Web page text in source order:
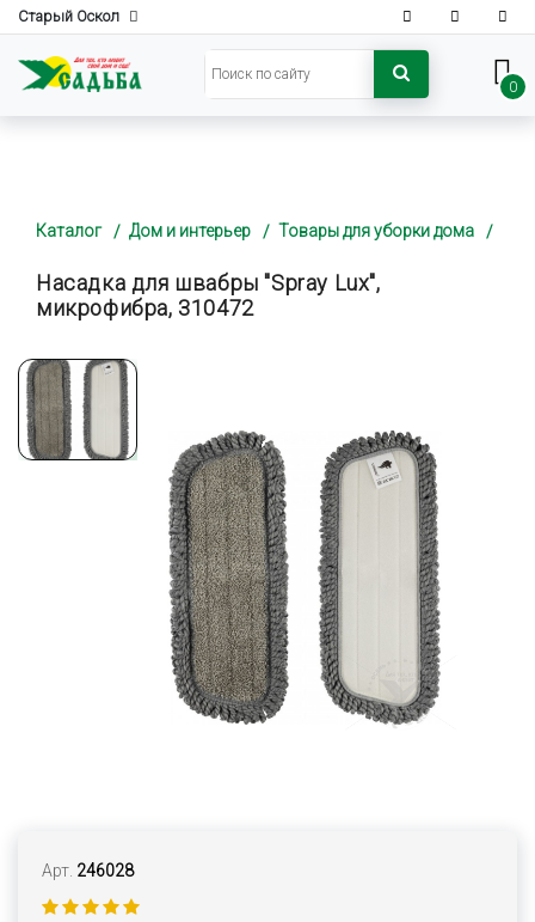
Старый Оскол
0
Каталог Дом и интерьер Товары для уборки дома
Насадка для швабры "Spray Lux",
микрофибра, 310472
Арт. 246028